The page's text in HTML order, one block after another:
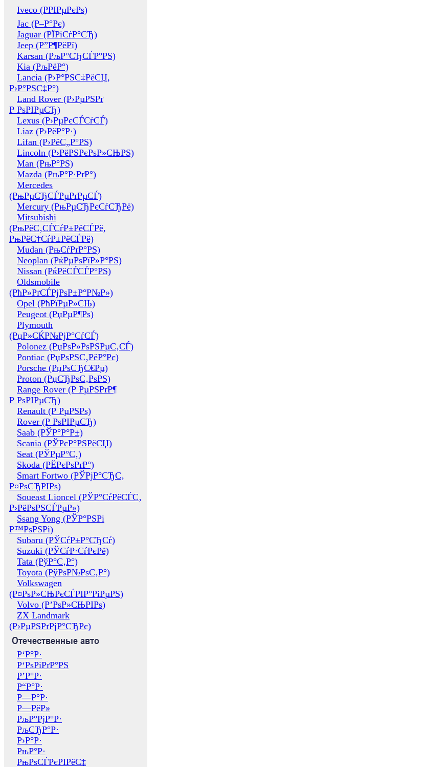
Iveco (РРІРµРєРѕ)
Jac (Р–Р°Рє)
Jaguar (РЇРіСѓР°СЂ)
Jeep (Р”Р¶РёРї)
Karsan (РљР°СЂСЃР°РЅ)
Kia (РљРёР°)
Lancia (Р›Р°РЅС‡РёСЏ,
Р›Р°РЅС‡Р°)
Land Rover (Р›РµРЅРґ
Р РѕРІРµСЂ)
Lexus (Р›РµРєСЃСѓСЃ)
Liaz (Р›РёР°Р·)
Lifan (Р›РёС„Р°РЅ)
Lincoln (Р›РёРЅРєРѕР»СЊРЅ)
Man (РњР°РЅ)
Mazda (РњР°Р·РґР°)
Mercedes
(РњРµСЂСЃРµРґРµСЃ)
Mercury (РњРµСЂРєСѓСЂРё)
Mitsubishi
(РњРёС‚СЃСѓР±РёСЃРё,
РњРёС†СѓР±РёСЃРё)
Mudan (РњСѓРґР°РЅ)
Neoplan (РќРµРѕРїР»Р°РЅ)
Nissan (РќРёСЃСЃР°РЅ)
Oldsmobile
(РћР»РґСЃРјРѕР±Р°Р№Р»)
Opel (РћРїРµР»СЊ)
Peugeot (РџРµР¶Рѕ)
Plymouth
(РџР»СЌР№РјР°СѓСЃ)
Polonez (РџРѕР»РѕРЅРµС‚СЃ)
Pontiac (РџРѕРЅС‚РёР°Рє)
Porsche (РџРѕСЂС€Рµ)
Proton (РџСЂРѕС‚РѕРЅ)
Range Rover (Р РµРЅРґР¶
Р РѕРІРµСЂ)
Renault (Р РµРЅРѕ)
Rover (Р РѕРІРµСЂ)
Saab (РЎР°Р°Р±)
Scania (РЎРєР°РЅРёСЏ)
Seat (РЎРµР°С‚)
Skoda (РЁРєРѕРґР°)
Smart Fortwo (РЎРјР°СЂС‚
Р¤РѕСЂРІРѕ)
Soueast Lioncel (РЎР°СѓРёСЃС‚
Р›РёРѕРЅСЃРµР»)
Ssang Yong (РЎР°РЅРі
Р™РѕРЅРі)
Subaru (РЎСѓР±Р°СЂСѓ)
Suzuki (РЎСѓР·СѓРєРё)
Tata (РўР°С‚Р°)
Toyota (РўРѕР№РѕС‚Р°)
Volkswagen
(Р¤РѕР»СЊРєСЃРІР°РіРµРЅ)
Volvo (Р’РѕР»СЊРІРѕ)
ZX Landmark
(Р›РµРЅРґРјР°СЂРє)
Отечественные авто
Р‘Р°Р·
Р‘РѕРіРґР°РЅ
Р’Р°Р·
Р“Р°Р·
Р—Р°Р·
Р—РёР»
РљР°РјР°Р·
РљСЂР°Р·
Р›Р°Р·
РњР°Р·
РњРѕСЃРєРІРёС‡